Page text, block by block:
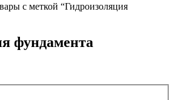
с меткой “Гидроизоляция
фундамента